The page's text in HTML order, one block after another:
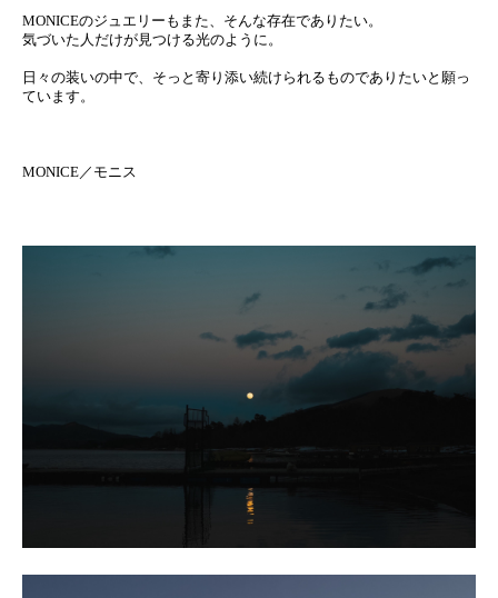
MONICEのジュエリーもまた、そんな存在でありたい。
気づいた人だけが見つける光のように。
日々の装いの中で、そっと寄り添い続けられるものでありたいと願っ
ています。
MONICE／モニス